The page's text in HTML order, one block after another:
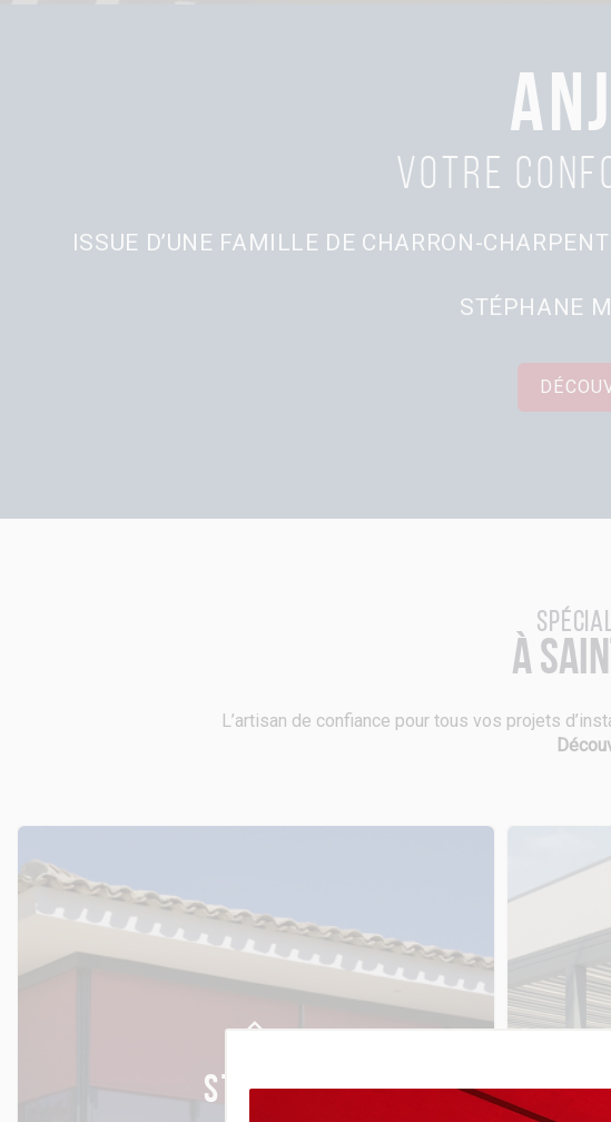
Votre
ISSUE D’UNE FAMILLE DE CHARRON-
STÉPHANE
à
L’artisan de confiance pour tous vos projets
STORES